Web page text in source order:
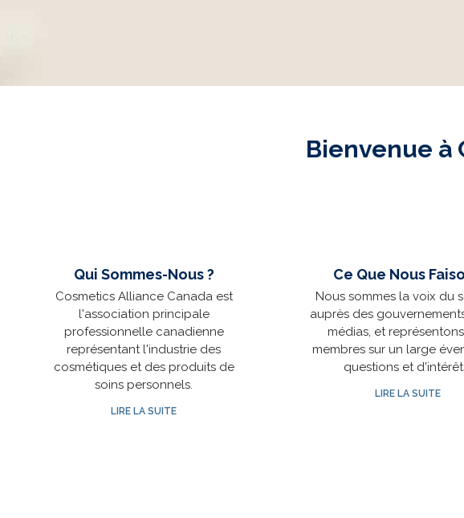
Bienvenue à
Qui Sommes-Nous ?
Cosmetics Alliance Canada est
l'association principale
professionnelle canadienne
représentant l'industrie des
cosmétiques et des produits de
soins personnels.
LIRE LA SUITE
Ce Que Nous
Nous sommes la voix du
auprès des
médias, et
membres sur un large
questions et
LIRE LA SUITE